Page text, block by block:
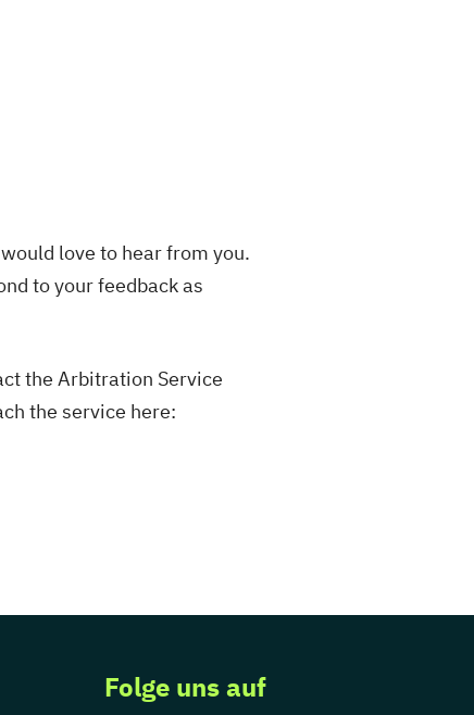
love to hear from you.
to your feedback as
the Arbitration Service
the service here:
Folge uns auf